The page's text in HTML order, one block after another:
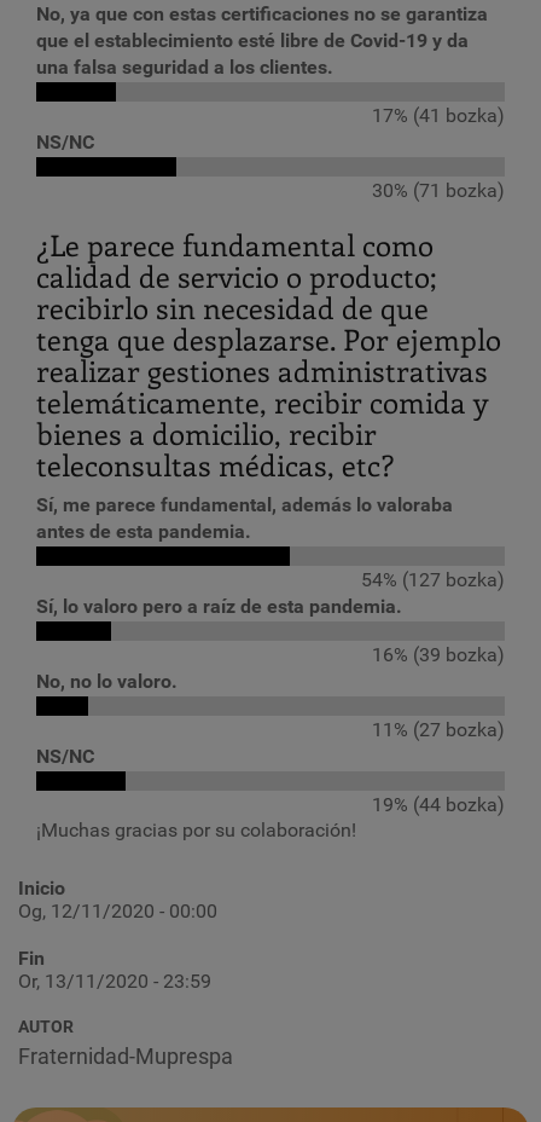
No, ya que con estas certificaciones no se garantiza
que el establecimiento esté libre de Covid-19 y da
una falsa seguridad a los clientes.
17% (41 bozka)
NS/NC
30% (71 bozka)
¿Le parece fundamental como
calidad de servicio o producto;
recibirlo sin necesidad de que
tenga que desplazarse. Por ejemplo
realizar gestiones administrativas
telemáticamente, recibir comida y
bienes a domicilio, recibir
teleconsultas médicas, etc?
Sí, me parece fundamental, además lo valoraba
antes de esta pandemia.
54% (127 bozka)
Sí, lo valoro pero a raíz de esta pandemia.
16% (39 bozka)
No, no lo valoro.
11% (27 bozka)
NS/NC
19% (44 bozka)
¡Muchas gracias por su colaboración!
Inicio
Og, 12/11/2020 - 00:00
Fin
Or, 13/11/2020 - 23:59
AUTOR
Fraternidad-Muprespa